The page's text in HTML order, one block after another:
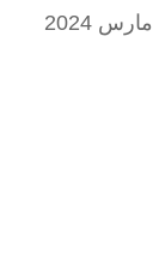
مارس 2024